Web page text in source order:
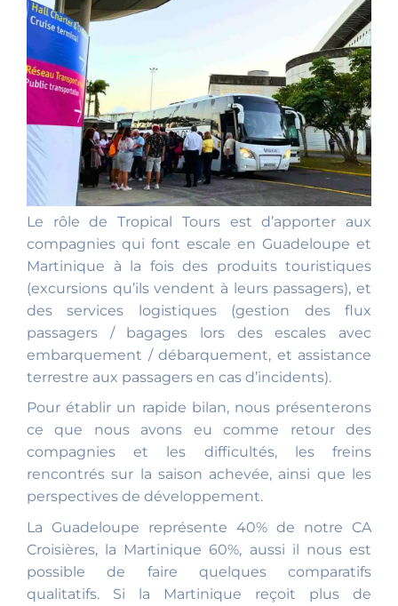
Le rôle de Tropical Tours est d’apporter aux
compagnies qui font escale en Guadeloupe et
Martinique à la fois des produits touristiques
(excursions qu’ils vendent à leurs passagers), et
des services logistiques (gestion des flux
passagers / bagages lors des escales avec
embarquement / débarquement, et assistance
terrestre aux passagers en cas d’incidents).
Pour établir un rapide bilan, nous présenterons
ce que nous avons eu comme retour des
compagnies et les difficultés, les freins
rencontrés sur la saison achevée, ainsi que les
perspectives de développement.
La Guadeloupe représente 40% de notre CA
Croisières, la Martinique 60%, aussi il nous est
possible de faire quelques comparatifs
qualitatifs. Si la Martinique reçoit plus de